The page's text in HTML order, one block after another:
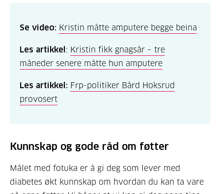
Se video: Kristin måtte amputere begge beina
Les artikkel : Kristin fikk gnagsår – tre
måneder senere måtte hun amputere
Les artikkel: Frp-politiker Bård Hoksrud
provosert
Kunnskap og gode råd om føtter
Målet med fotuka er å gi deg som lever med
diabetes økt kunnskap om hvordan du kan ta vare